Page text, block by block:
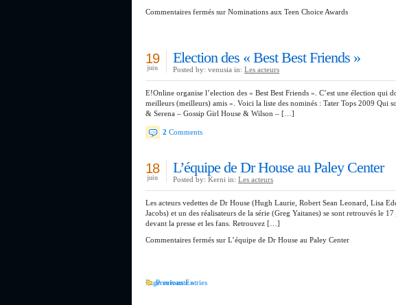
Commentaires fermés sur Nominations aux Teen Choice Awards
Election des « Best Best Friends »
19
juin Posted by: venusia in: Les acteurs
E!Online organise l’election des « Best Best Friends ». C’est une élection qui
meilleurs (meilleurs) amis ». Voici la liste des nominés : Tater Tops 2009
& Serena – Gossip Girl House & Wilson – […]
2 Comments
L’équipe de Dr House au Paley Center
18
juin Posted by: Kerni in: Les acteurs
Les acteurs vedettes de Dr House (Hugh Laurie, Robert Sean Leonard, Lisa
Jacobs) et un des réalisateurs de la série (Greg Yaitanes) se sont retrouvés le
devant la presse et les fans. Retrouvez […]
Commentaires fermés sur L’équipe de Dr House au Paley Center
Previous Entries
Page suivante »